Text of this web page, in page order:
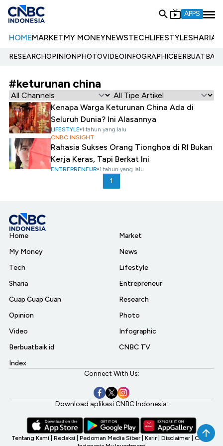
APPS
HOMEMARKETMY MONEYNEWSTECHLIFESTYLESHARIA
RESEARCHOPINIONPHOTOVIDEOINFOGRAPHIC
#keturunan china
Kenapa Warga Keturunan China Ada di
Seluruh Dunia? Ini Alasannya
LIFESTYLE 1 tahun yang lalu
CNBC INSIGHT
Rahasia Sukses Orang Tionghoa di RI Bukan
Kerja Keras, Tapi Berkat Ini
ENTREPRENEUR 1 tahun yang lalu
1
Home
My Money
Tech
Sharia
Cuap Cuap Cuan
Opinion
Video
Berbuatbaik.id
Index
Market
News
Lifestyle
Entrepreneur
Research
Photo
Infographic
CNBC TV
Connect With Us:
Download aplikasi CNBC Indonesia:
Tentang Kami Redaksi Pedoman Media Siber Karir Disclaimer CNBC